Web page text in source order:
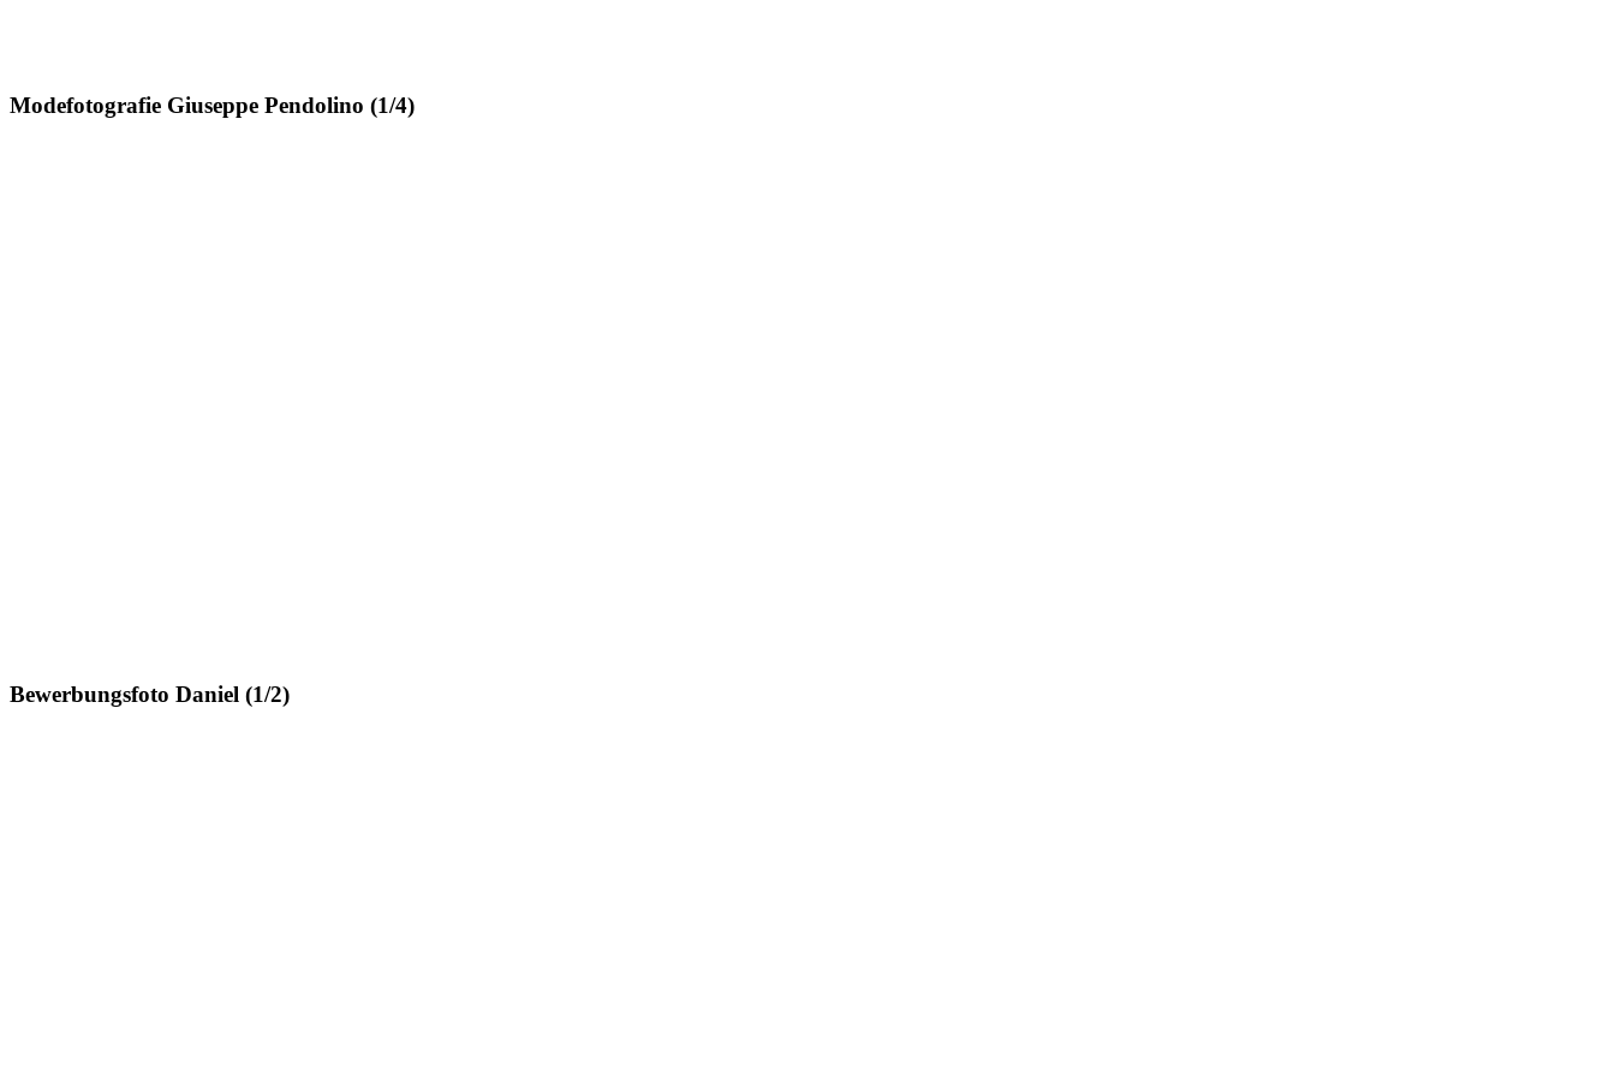
Modefotografie Giuseppe Pendolino (1/4)
Bewerbungsfoto Daniel (1/2)